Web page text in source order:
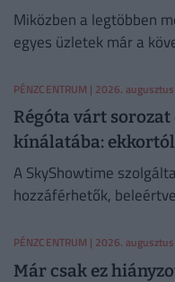
Miközben a legtöbben
egyes üzletek már a
PÉNZCENTRUM | 2026.
Régóta várt
kínálatába:
A SkyShowtime
hozzáférhetők,
PÉNZCENTRUM | 2026.
Már csak ez